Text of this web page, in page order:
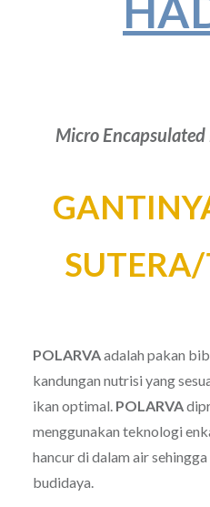
Micro Encapsulated
SUTERA/
POLARVAadalah pakan
kandungan nutrisi yang
ikan optimal. POLARVA
menggunakan teknologi
hancur di dalam air
budidaya.